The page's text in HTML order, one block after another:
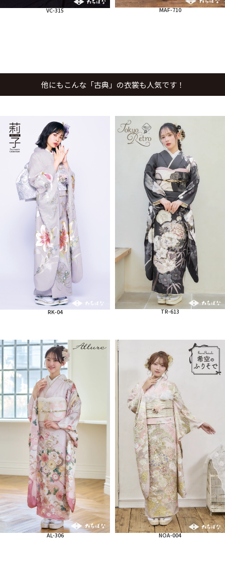
VC-315 MAF-710
他にもこんな「古典」の衣裳も人気です！
RK-04 TR-613
AL-306 NOA-004